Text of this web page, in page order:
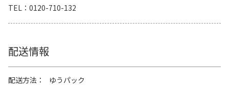
TEL
0120-710-132
配送情報
配送方法
ゆうパック